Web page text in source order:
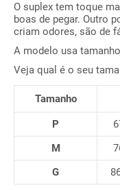
O suplex tem toque
boas de pegar. Outro
criam odores, são de
A modelo usa tamanho
Veja qual é o seu
Tamanho
P
M
G